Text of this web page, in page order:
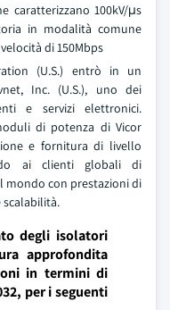
caratterizzano 100kV/μs
in modalità comune
di 150Mbps
(U.S.) entrò in un
Inc. (U.S.), uno dei
e servizi elettronici.
di potenza di Vicor
e fornitura di livello
ai clienti globali di
mondo con prestazioni di
scalabilità.
degli isolatori
approfondita
in termini di
per i seguenti